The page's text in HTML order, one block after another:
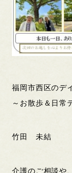
福岡市西区のデ
～お散歩＆日常
竹田 未結
介護のご相談や